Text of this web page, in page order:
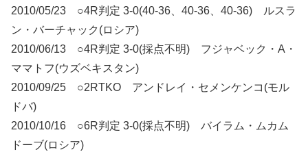
2010/05/23 ○4R判定 3-0(40-36、40-36、40-36) ルスラ
ン・バーチャック(ロシア)
2010/06/13 ○4R判定 3-0(採点不明) フジャベック・A・
ママトフ(ウズベキスタン)
2010/09/25 ○2RTKO アンドレイ・セメンケンコ(モル
ドバ)
2010/10/16 ○6R判定 3-0(採点不明) バイラム・ムカム
ドーブ(ロシア)